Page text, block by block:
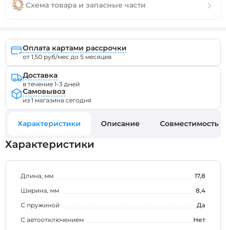
Схема товара и запасные части
Характеристики Описание Совместимость
Характеристики
Длина, мм
17,8
Ширина, мм
8,4
С пружиной
Да
С автоотключением
Нет
Оплата картами рассрочки
от 1,50 руб/мес до 5 месяцев
Доставка
в течение 1-3 дней
Самовывоз
из 1 магазина сегодня